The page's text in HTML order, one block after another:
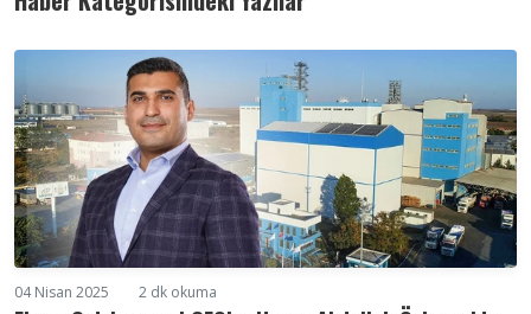
04 Nisan 2025 2 dk okuma